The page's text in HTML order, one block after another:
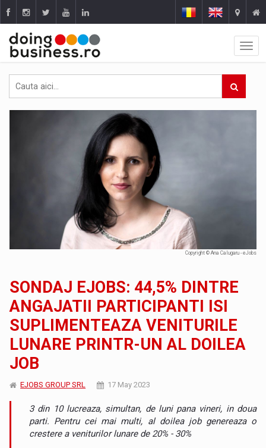
Copyright © Ana Calugaru - eJobs
SONDAJ EJOBS: 44,5% DINTRE
ANGAJATII PARTICIPANTI ISI
SUPLIMENTEAZA VENITURILE
LUNARE PRINTR-UN AL DOILEA
JOB
EJOBS GROUP SRL 17 May 2023
3 din 10 lucreaza, simultan, de luni pana vineri, in doua
parti. Pentru cei mai multi, al doilea job genereaza o
crestere a veniturilor lunare de 20% - 30%